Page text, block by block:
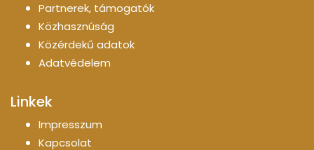
Partnerek, támogatók
Közhasznúság
Közérdekű adatok
Adatvédelem
Linkek
Impresszum
Kapcsolat